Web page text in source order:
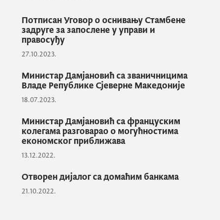
Циљ мисије је процјена усклађености
националог законодавног оквира са
међународним стандардима у овој
области, као и утврђивање степена
дјелотворностиSPNFTСистема држава
чланица Савјета Европе у Црној Гори.
Говрећи на отварању евалуације, министар
Дамјановић је да дао кратак осврт на
Министартва финансија, а који се односи
на области: злоупотребе правних лица у
Потписан Уговор о оснивању Стамбене
задруге за запослене у управи и
правосуђу
27.10.2023.
Министар Дамјановић са званичницима
Владе Републике Сјеверне Македоније
18.07.2023.
Министар Дамјановић са француским
колегама разговарао о могућностима
економског приближава
13.12.2022.
Отворен дијалог са домаћим банкама
21.10.2022.